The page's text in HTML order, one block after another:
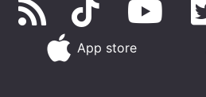
App store